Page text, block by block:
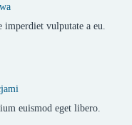
imperdiet vulputate a eu.
euismod eget libero.